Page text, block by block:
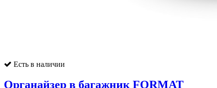
Есть в наличии
Органайзер в багажник FORMAT